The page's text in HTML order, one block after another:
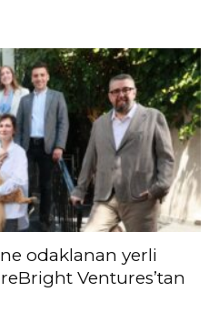
odaklanan yerli
Ventures’tan